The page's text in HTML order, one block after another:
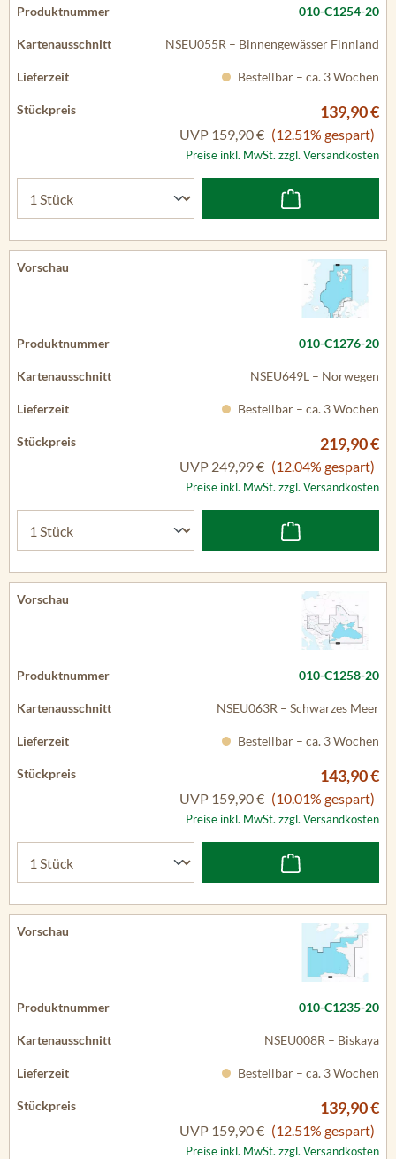
010-C1254-20
NSEU055R – Binnengewässer Finnland
Bestellbar – ca. 3 Wochen
139,90 €
UVP 159,90 € (12.51% gespart)
Preise inkl. MwSt. zzgl. Versandkosten
010-C1276-20
NSEU649L – Norwegen
Bestellbar – ca. 3 Wochen
219,90 €
UVP 249,99 € (12.04% gespart)
Preise inkl. MwSt. zzgl. Versandkosten
010-C1258-20
NSEU063R – Schwarzes Meer
Bestellbar – ca. 3 Wochen
143,90 €
UVP 159,90 € (10.01% gespart)
Preise inkl. MwSt. zzgl. Versandkosten
010-C1235-20
NSEU008R – Biskaya
Bestellbar – ca. 3 Wochen
139,90 €
UVP 159,90 € (12.51% gespart)
Preise inkl. MwSt. zzgl. Versandkosten